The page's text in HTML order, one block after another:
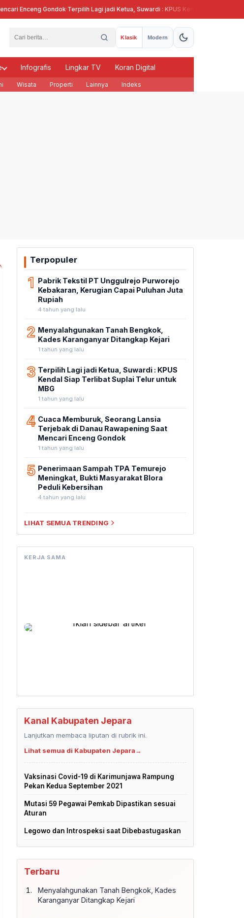
Gondok·Terpilih Lagi jadi Ketua, Suwardi : KPUS Kendal Siap Terlibat Suplai
Klasik Modern
Infografis Lingkar TV Koran Digital
Wisata Properti Lainnya Indeks
Terpopuler
1 Pabrik Tekstil PT Unggulrejo Purworejo
Kebakaran, Kerugian Capai Puluhan Juta
Rupiah
4 tahun yang lalu
2 Menyalahgunakan Tanah Bengkok,
Kades Karanganyar Ditangkap Kejari
1 tahun yang lalu
3 Terpilih Lagi jadi Ketua, Suwardi : KPUS
Kendal Siap Terlibat Suplai Telur untuk
MBG
1 tahun yang lalu
4 Cuaca Memburuk, Seorang Lansia
Terjebak di Danau Rawapening Saat
Mencari Enceng Gondok
1 tahun yang lalu
5 Penerimaan Sampah TPA Temurejo
Meningkat, Bukti Masyarakat Blora
Peduli Kebersihan
4 tahun yang lalu
LIHAT SEMUA TRENDING
KERJA SAMA
Kanal Kabupaten Jepara
Lanjutkan membaca liputan di rubrik ini.
Lihat semua di Kabupaten Jepara→
Vaksinasi Covid-19 di Karimunjawa Rampung
Pekan Kedua September 2021
Mutasi 59 Pegawai Pemkab Dipastikan sesuai
Aturan
Legowo dan Introspeksi saat Dibebastugaskan
Terbaru
Menyalahgunakan Tanah Bengkok, Kades
Karanganyar Ditangkap Kejari